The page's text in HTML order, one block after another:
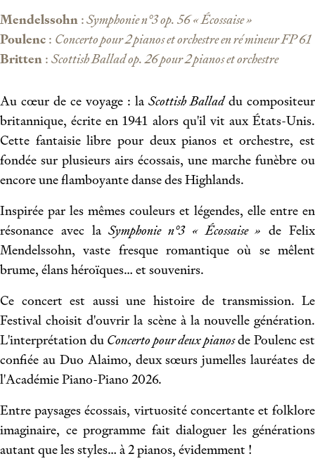
Mendelssohn:Symphonie n°3 op. 56 « Écossaise »
Poulenc: Concerto pour 2 pianos et orchestre en ré mineur FP 61
Britten:Scottish Ballad op. 26 pour 2 pianos et orchestre
Au cœur de ce voyage : la Scottish Balladdu compositeur
britannique, écrite en 1941 alors qu'il vit aux États-Unis.
Cette fantaisie libre pour deux pianos et orchestre, est
fondée sur plusieurs airs écossais, une marche funèbre ou
encore une flamboyante danse des Highlands.
Inspirée par les mêmes couleurs et légendes, elle entre en
résonance avec laSymphonie n°3 « Écossaise » de Felix
Mendelssohn, vaste fresque romantique où se mêlent
brume, élans héroïques… et souvenirs.
Ce concert est aussi une histoire de transmission. Le
Festival choisit d'ouvrir la scène à la nouvelle génération.
L'interprétation duConcerto pour deux pianosde Poulenc est
confiée au Duo Alaimo, deux sœurs jumelles lauréates de
l'Académie Piano-Piano 2026.
Entre paysages écossais, virtuosité concertante et folklore
imaginaire, ce programme fait dialoguer les générations
autant que les styles… à 2 pianos, évidemment !